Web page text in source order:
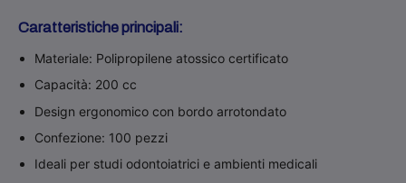
Caratteristiche principali:
Materiale: Polipropilene atossico certificato
Capacità: 200 cc
Design ergonomico con bordo arrotondato
Confezione: 100 pezzi
Ideali per studi odontoiatrici e ambienti medicali